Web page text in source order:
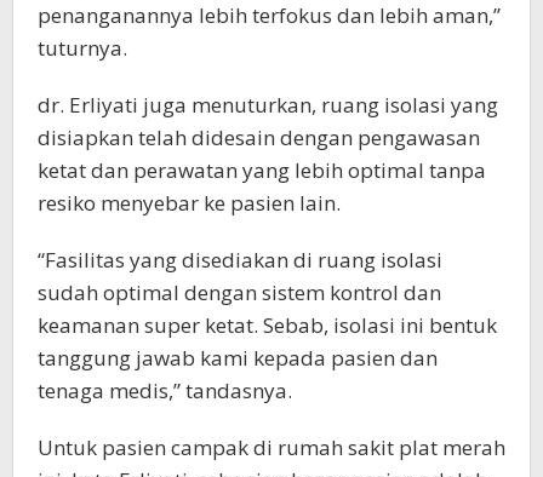
penanganannya lebih terfokus dan lebih aman,”
tuturnya.
dr. Erliyati juga menuturkan, ruang isolasi yang
disiapkan telah didesain dengan pengawasan
ketat dan perawatan yang lebih optimal tanpa
resiko menyebar ke pasien lain.
“Fasilitas yang disediakan di ruang isolasi
sudah optimal dengan sistem kontrol dan
keamanan super ketat. Sebab, isolasi ini bentuk
tanggung jawab kami kepada pasien dan
tenaga medis,” tandasnya.
Untuk pasien campak di rumah sakit plat merah